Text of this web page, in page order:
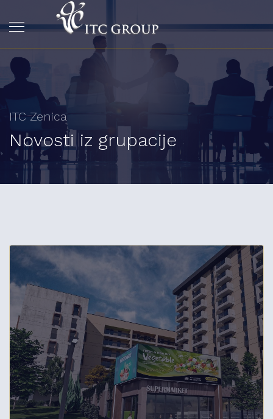
ITC Zenica
Novosti iz grupacije